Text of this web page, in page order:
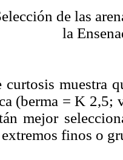
de las
la
curtosis muestra
(berma = K
mejor
finos o